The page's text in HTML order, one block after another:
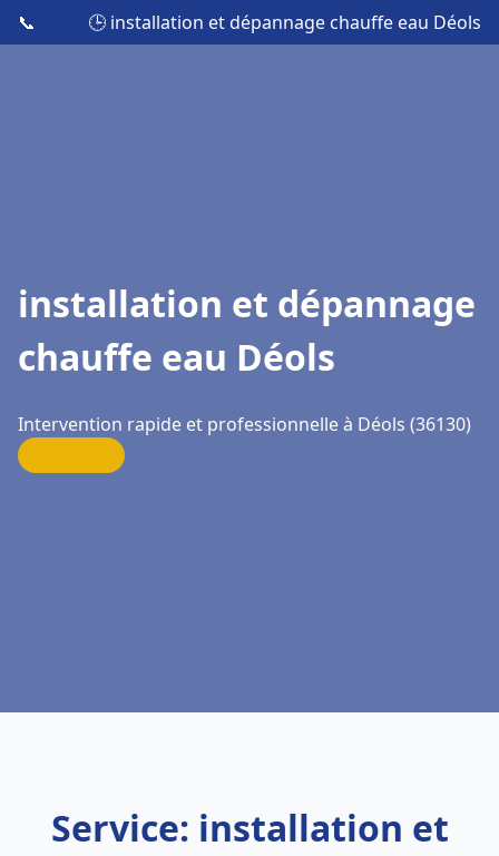
📞 🕒 installation et dépannage chauffe eau Déols
installation et dépannage
chauffe eau Déols
Intervention rapide et professionnelle à Déols (36130)
Service: installation et